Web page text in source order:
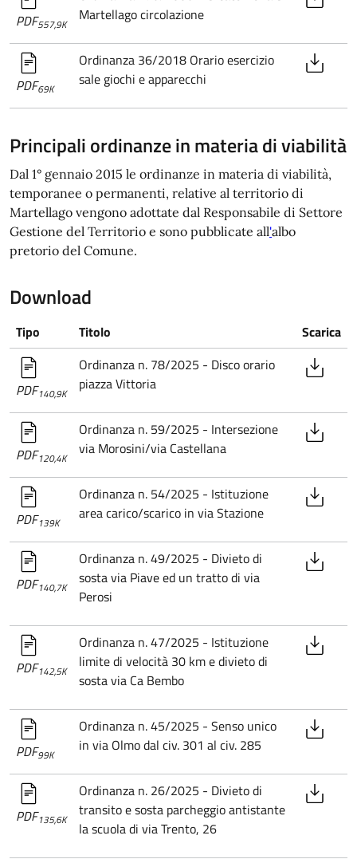
PDF557,9K
Martellago circolazione
PDF69K
Ordinanza 36/2018 Orario esercizio
sale giochi e apparecchi
Principali ordinanze in materia di viabilità
Dal 1° gennaio 2015 le ordinanze in materia di viabilità,
temporanee o permanenti, relative al territorio di
Martellago vengono adottate dal Responsabile di Settore
Gestione del Territorio e sono pubblicate all'albo
pretorio del Comune.
Download
Tipo Titolo Scarica
PDF140,9K
Ordinanza n. 78/2025 - Disco orario
piazza Vittoria
PDF120,4K
Ordinanza n. 59/2025 - Intersezione
via Morosini/via Castellana
PDF139K
Ordinanza n. 54/2025 - Istituzione
area carico/scarico in via Stazione
PDF140,7K
Ordinanza n. 49/2025 - Divieto di
sosta via Piave ed un tratto di via
Perosi
PDF142,5K
Ordinanza n. 47/2025 - Istituzione
limite di velocità 30 km e divieto di
sosta via Ca Bembo
PDF99K
Ordinanza n. 45/2025 - Senso unico
in via Olmo dal civ. 301 al civ. 285
PDF135,6K
Ordinanza n. 26/2025 - Divieto di
transito e sosta parcheggio antistante
la scuola di via Trento, 26